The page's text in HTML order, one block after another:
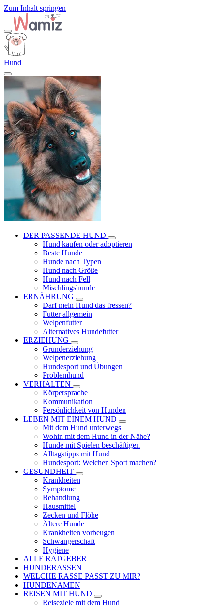
Zum Inhalt springen
Hund
DER PASSENDE HUND
Hund kaufen oder adoptieren
Beste Hunde
Hunde nach Typen
Hund nach Größe
Hund nach Fell
Mischlingshunde
ERNÄHRUNG
Darf mein Hund das fressen?
Futter allgemein
Welpenfutter
Alternatives Hundefutter
ERZIEHUNG
Grunderziehung
Welpenerziehung
Hundesport und Übungen
Problemhund
VERHALTEN
Körpersprache
Kommunikation
Persönlichkeit von Hunden
LEBEN MIT EINEM HUND
Mit dem Hund unterwegs
Wohin mit dem Hund in der Nähe?
Hunde mit Spielen beschäftigen
Alltagstipps mit Hund
Hundesport: Welchen Sport machen?
GESUNDHEIT
Krankheiten
Symptome
Behandlung
Hausmittel
Zecken und Flöhe
Ältere Hunde
Krankheiten vorbeugen
Schwangerschaft
Hygiene
ALLE RATGEBER
HUNDERASSEN
WELCHE RASSE PASST ZU MIR?
HUNDENAMEN
REISEN MIT HUND
Reiseziele mit dem Hund